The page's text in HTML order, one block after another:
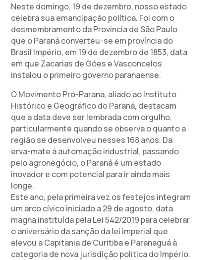
Neste domingo, 19 de dezembro, nosso estado
celebra sua emancipação política. Foi com o
desmembramento da Província de São Paulo
que o Paraná converteu-se em província do
Brasil Império, em 19 de dezembro de 1853, data
em que Zacarias de Góes e Vasconcelos
instalou o primeiro governo paranaense.
O Movimento Pró-Paraná, aliado ao Instituto
Histórico e Geográfico do Paraná, destacam
que a data deve ser lembrada com orgulho,
particularmente quando se observa o quanto a
região se desenvolveu nesses 168 anos. Da
erva-mate à automação industrial, passando
pelo agronegócio, o Paraná é um estado
inovador e com potencial para ir ainda mais
longe.
Este ano, pela primeira vez os festejos integram
um arco cívico iniciado a 29 de agosto, data
magna instituída pela Lei 542/2019 para celebrar
o aniversário da sanção da lei imperial que
elevou a Capitania de Curitiba e Paranaguá à
categoria de nova jurisdição política do Império.